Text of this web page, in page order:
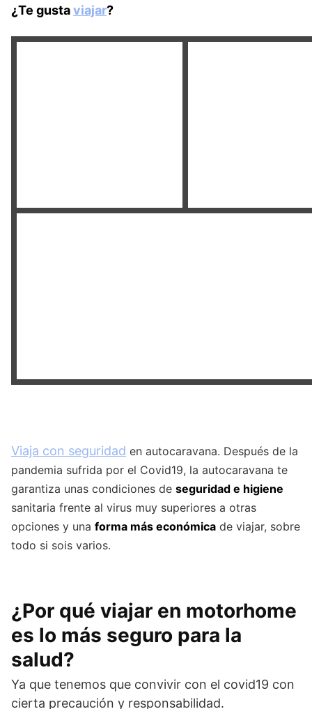
¿Te gustaviajar?
Viaja con seguridad en autocaravana. Después de la
pandemia sufrida por el Covid19, la autocaravana te
garantiza unas condiciones de seguridad e higiene
sanitaria frente al virus muy superiores a otras
opciones y una forma más económica de viajar, sobre
todo si sois varios.
¿Por qué viajar en motorhome
es lo más seguro para la
salud?
Ya que tenemos que convivir con el covid19 con
cierta precaución y responsabilidad.